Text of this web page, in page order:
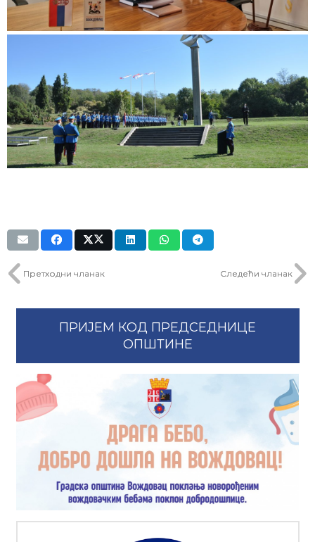
Претходни чланак Следећи чланак
ПРИЈЕМ КОД ПРЕДСЕДНИЦЕ
ОПШТИНЕ